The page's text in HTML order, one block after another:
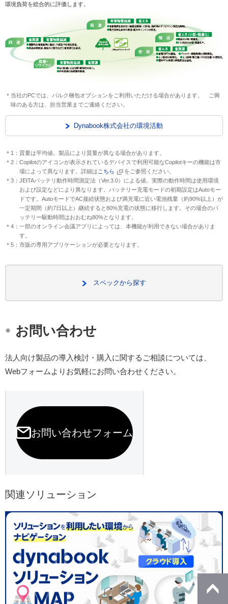
環境負荷を総合的に評価します。
＊当社のPCでは、バルク梱包オプションをご利用いただける場合があります。 ご興
味のある方は、担当営業までご連絡ください。
Dynabook株式会社の環境活動
＊1：質量は平均値。製品により質量が異なる場合があります。
＊2：Copilotのアイコンが表示されているデバイスで利用可能なCopilotキーの機能は市
場によって異なります。詳細は こちら
をご参照ください。
＊3：JEITAバッテリ動作時間測定法（Ver.3.0）による値。実際の動作時間は使用環境
および設定などにより異なります。バッテリー充電モードの初期設定はAutoモー
ドです。AutoモードでAC接続状態および満充電に近い電池残量（約90%以上）が
一定期間（約7日以上）継続すると80%充電の状態に移行します。その場合のバ
ッテリー駆動時間はおおむね80%となります。
＊4：一部のオンライン会議アプリによっては、本機能が利用できない場合がありま
す。
＊5：市販の専用アプリケーションが必要となります。
スペックから探す
お問い合わせ
法人向け製品の導入検討・購入に関するご相談については、
Webフォームよりお気軽にお問い合わせください。
お問い合わせフォーム
関連ソリューション